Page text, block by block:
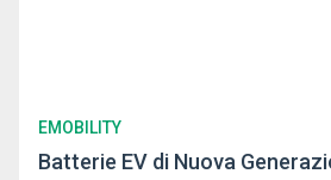
EMOBILITY
Batterie EV di Nuova